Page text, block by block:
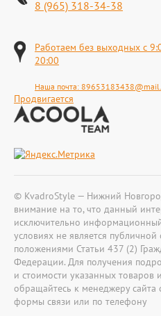
8 (965) 318-34-38
Работаем без выходных с
20:00
Наша почта:
Продвигается
© KvadroStyle — Нижний
внимание на то, что данный
исключительно
условиях не является
положениями Статьи 437 (2)
Федерации. Для получения
и стоимости указанных товаров
обращайтесь к менеджеру
формы связи или по телефону